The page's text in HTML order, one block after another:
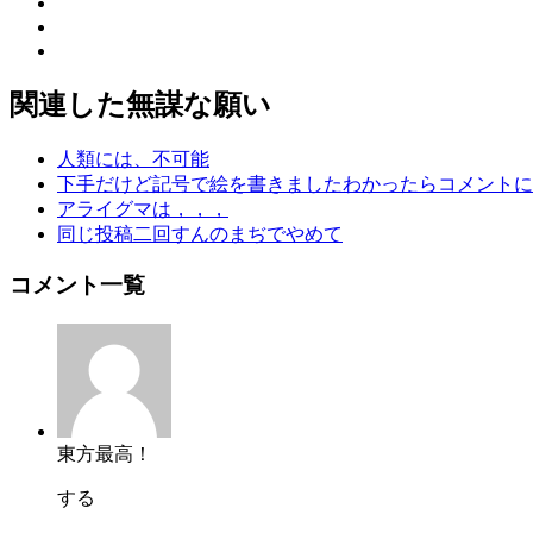
関連した無謀な願い
人類には、不可能
下手だけど記号で絵を書きましたわかったらコメント
アライグマは，，，
同じ投稿二回すんのまぢでやめて
コメント一覧
東方最高！
する